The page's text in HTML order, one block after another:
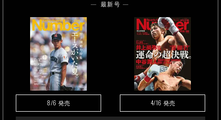
最新号
8/6 発売 4/16 発売